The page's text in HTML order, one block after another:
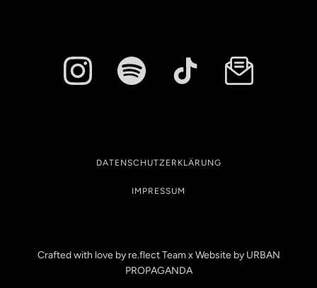
DATENSCHUTZERKLÄRUNG
IMPRESSUM
Crafted with love by re.flect Team x Website by URBAN
PROPAGANDA